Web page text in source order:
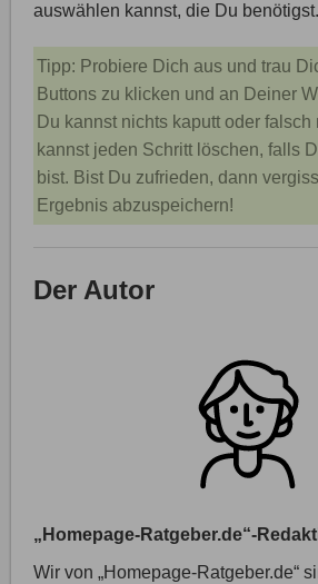
auswählen kannst, die Du benötigst.
Tipp: Probiere Dich aus und trau
Buttons zu klicken und an Deiner
Du kannst nichts kaputt oder falsch
kannst jeden Schritt löschen, falls
bist. Bist Du zufrieden, dann
Ergebnis abzuspeichern!
Der Autor
„Homepage-Ratgeber.de“-
Wir von „Homepage-Ratgeber.de“